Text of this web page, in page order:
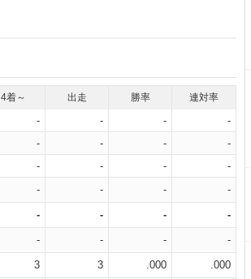
4着～ 出走 勝率 連対率
- - -
-
- - -
-
- - -
-
- - - -
- - - -
- - - -
3 3 .000 .000